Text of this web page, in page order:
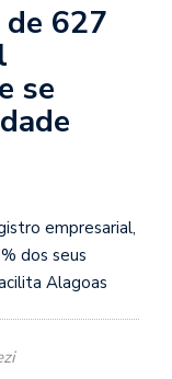
de 627
se
empresarial,
dos seus
Alagoas